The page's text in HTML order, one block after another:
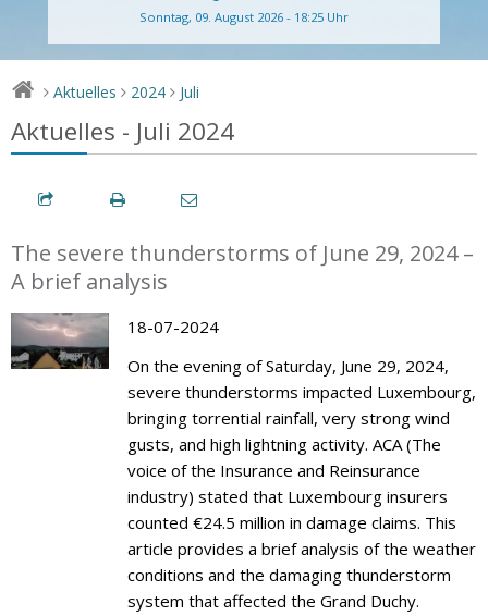
Sonntag, 09. August 2026 - 18:25 Uhr
> Aktuelles > 2024 > Juli
Aktuelles - Juli 2024
The severe thunderstorms of June 29, 2024 –
A brief analysis
18-07-2024
On the evening of Saturday, June 29, 2024,
severe thunderstorms impacted Luxembourg,
bringing torrential rainfall, very strong wind
gusts, and high lightning activity. ACA (The
voice of the Insurance and Reinsurance
industry) stated that Luxembourg insurers
counted €24.5 million in damage claims. This
article provides a brief analysis of the weather
conditions and the damaging thunderstorm
system that affected the Grand Duchy.